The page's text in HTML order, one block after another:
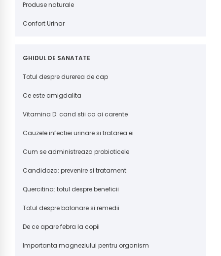
Produse naturale
Confort Urinar
GHIDUL DE SANATATE
Totul despre durerea de cap
Ce este amigdalita
Vitamina D: cand stii ca ai carente
Cauzele infectiei urinare si tratarea ei
Cum se administreaza probioticele
Candidoza: prevenire si tratament
Quercitina: totul despre beneficii
Totul despre balonare si remedii
De ce apare febra la copii
Importanta magneziului pentru organism